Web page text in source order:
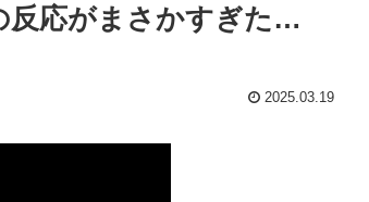
反応がまさかすぎた…
2025.03.19